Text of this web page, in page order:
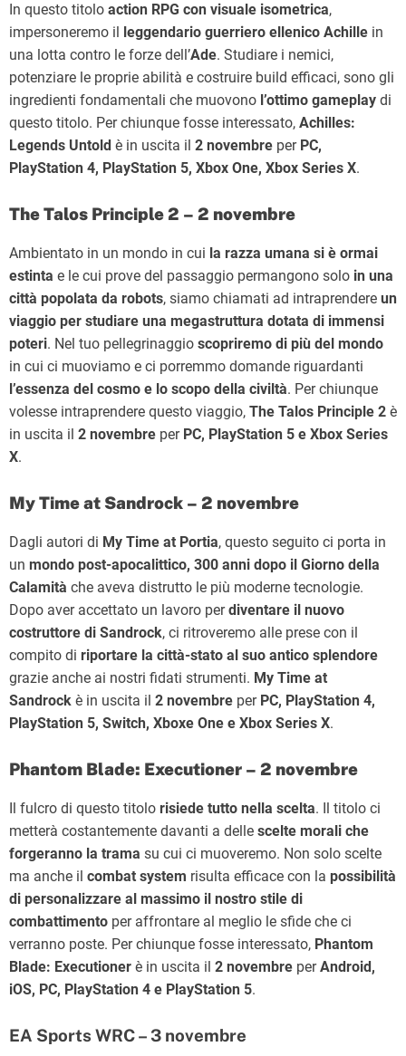
In questo titolo action RPG con visuale isometrica,
impersoneremo il
leggendario guerriero ellenico Achille in
una lotta contro le forze dell’Ade. Studiare i nemici,
potenziare le proprie abilità e costruire build efficaci, sono gli
ingredienti fondamentali che muovono l’ottimo gameplay di
questo titolo. Per chiunque fosse interessato, Achilles:
Legends Untold è in uscita il 2 novembre per PC,
PlayStation 4, PlayStation 5, Xbox One, Xbox Series X.
The Talos Principle 2 – 2 novembre
Ambientato in un mondo in cui la razza umana si è ormai
estinta e le cui prove del passaggio permangono solo in una
città popolata da robots, siamo chiamati ad intraprendere un
viaggio per studiare una megastruttura dotata di immensi
poteri. Nel tuo pellegrinaggio scopriremo di più del mondo
in cui ci muoviamo e ci porremmo domande riguardanti
l’essenza del cosmo e lo scopo della civiltà. Per chiunque
volesse intraprendere questo viaggio, The Talos Principle 2 è
in uscita il 2 novembre per PC, PlayStation 5 e Xbox Series
X.
My Time at Sandrock – 2 novembre
Dagli autori di My Time at Portia, questo seguito ci porta in
un mondo post-apocalittico, 300 anni dopo il Giorno della
Calamità che aveva distrutto le più moderne tecnologie.
Dopo aver accettato un lavoro perdiventare il nuovo
costruttore di Sandrock, ci ritroveremo alle prese con il
compito di riportare la città-stato al suo antico splendore
grazie anche ai nostri fidati strumenti. My Time at
Sandrock è in uscita il 2 novembre per PC, PlayStation 4,
PlayStation 5, Switch, Xboxe One e Xbox Series X.
Phantom Blade: Executioner – 2 novembre
Il fulcro di questo titolo risiede tutto nella scelta. Il titolo ci
metterà costantemente davanti a delle scelte morali che
forgeranno la trama su cui ci muoveremo. Non solo scelte
ma anche il combat system risulta efficace con la possibilità
di personalizzare al massimo il nostro stile di
combattimento per affrontare al meglio le sfide che ci
verranno poste. Per chiunque fosse interessato, Phantom
Blade: Executioner è in uscita il 2 novembre perAndroid,
iOS, PC, PlayStation 4 e PlayStation 5.
EA Sports WRC – 3 novembre